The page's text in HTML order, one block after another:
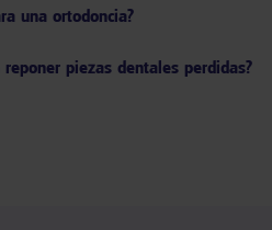
una ortodoncia?
piezas dentales perdidas?